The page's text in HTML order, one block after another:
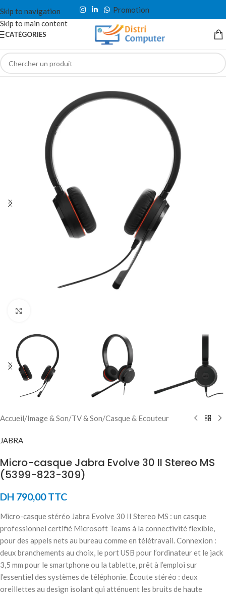
Skip to navigation
Skip to main content
Promotion
CATÉGORIES
Accueil/Image & Son/TV & Son/Casque & Ecouteur
JABRA
Micro-casque Jabra Evolve 30 II Stereo MS
(5399-823-309)
DH 790,00TTC
Micro-casque stéréo Jabra Evolve 30 II Stereo MS : un casque
professionnel certifié Microsoft Teams à la connectivité flexible,
pour des appels nets au bureau comme en télétravail. Connexion :
deux branchements au choix, le port USB pour l’ordinateur et le jack
3,5 mm pour le smartphone ou la tablette, prêt à l’emploi sur
l’essentiel des systèmes de téléphonie. Écoute stéréo : deux
oreillettes au design isolant qui atténuent les bruits de haute